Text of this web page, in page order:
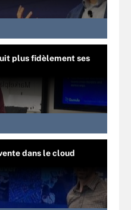
plus fidèlement ses
dans le cloud